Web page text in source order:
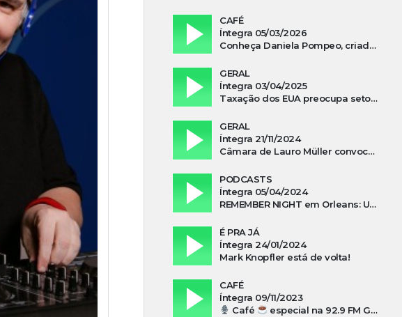
CAFÉ
Íntegra 05/03/2026
Conheça Daniela Pompeo, criadora do podcast “Vivi e Aprendi”, que estreia neste sábado
GERAL
Íntegra 03/04/2025
Taxação dos EUA preocupa setor madeireiro de SC
GERAL
Íntegra 21/11/2024
Câmara de Lauro Müller convoca prefeita para esclarecer falta d’água no Guatá
PODCASTS
Íntegra 05/04/2024
REMEMBER NIGHT em Orleans: Uma noite de tributo ao ABBA e aos anos 80
É PRA JÁ
Íntegra 24/01/2024
Mark Knopfler está de volta!
CAFÉ
Íntegra 09/11/2023
Café
especial na 92.9 FM Guarujá com Kuki Savi Mondo